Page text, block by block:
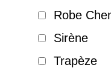
Robe
Sirène
Trapèze